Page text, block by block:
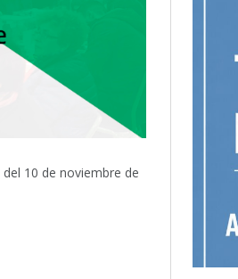
del 10 de noviembre de